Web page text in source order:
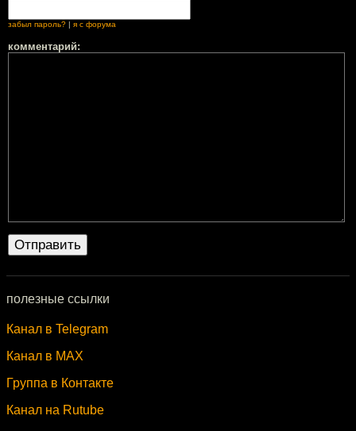
забыл пароль? | я с форума
комментарий:
полезные ссылки
Канал в Telegram
Канал в MAX
Группа в Контакте
Канал на Rutube